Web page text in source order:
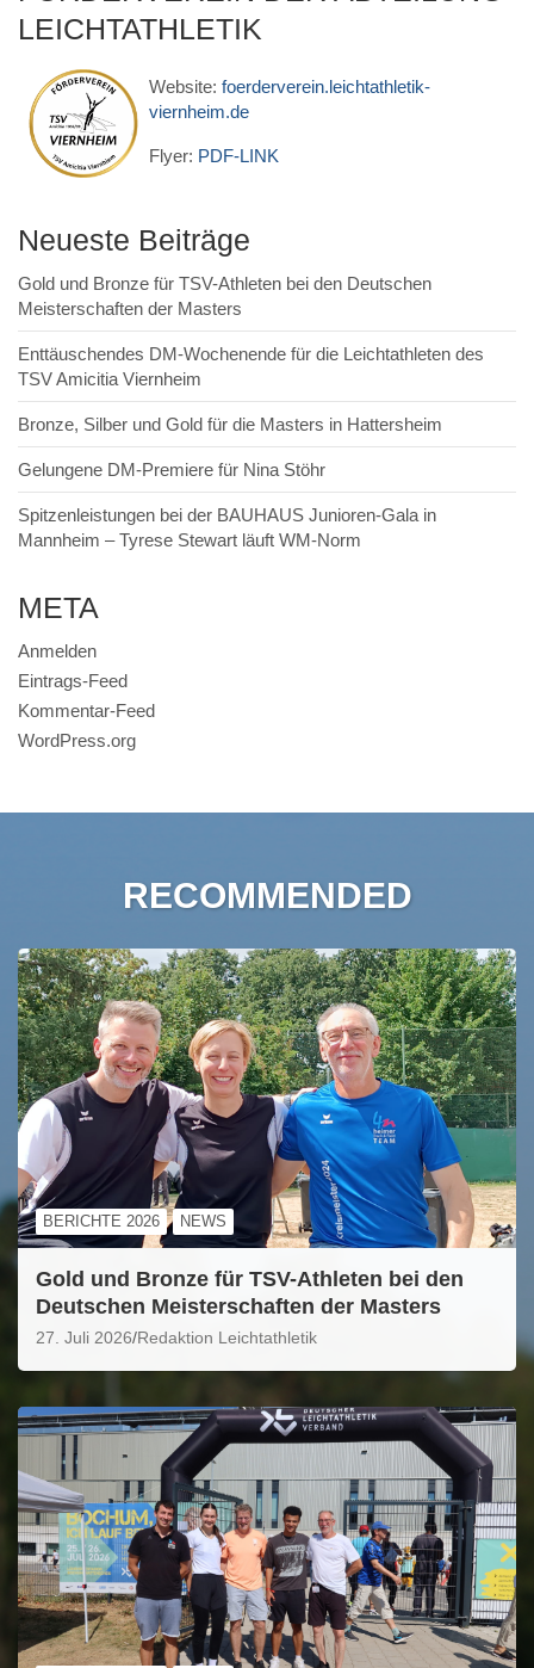
LEICHTATHLETIK
Website: foerderverein.leichtathletik-
viernheim.de
Flyer: PDF-LINK
Neueste Beiträge
Gold und Bronze für TSV-Athleten bei den Deutschen
Meisterschaften der Masters
Enttäuschendes DM-Wochenende für die Leichtathleten des
TSV Amicitia Viernheim
Bronze, Silber und Gold für die Masters in Hattersheim
Gelungene DM-Premiere für Nina Stöhr
Spitzenleistungen bei der BAUHAUS Junioren-Gala in
Mannheim – Tyrese Stewart läuft WM-Norm
META
Anmelden
Eintrags-Feed
Kommentar-Feed
WordPress.org
RECOMMENDED
BERICHTE 2026 NEWS
Gold und Bronze für TSV-Athleten bei den
Deutschen Meisterschaften der Masters
27. Juli 2026 Redaktion Leichtathletik